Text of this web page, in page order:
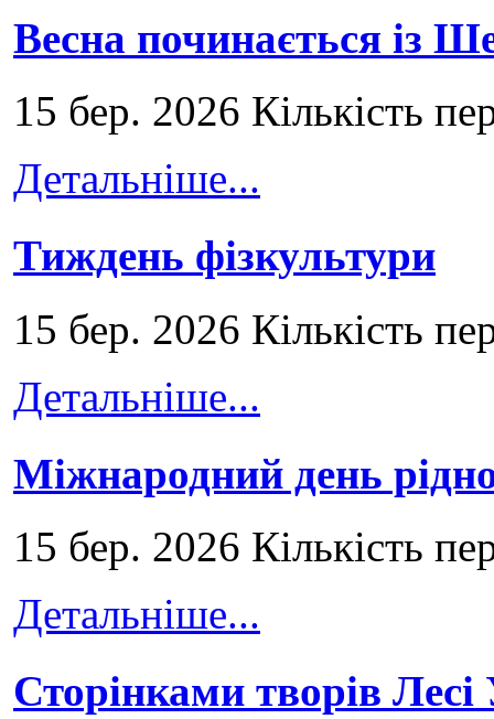
Весна починається із
15 бер. 2026 Кількість
Детальніше...
Тиждень фізкультури
15 бер. 2026 Кількість
Детальніше...
Міжнародний день
15 бер. 2026 Кількість
Детальніше...
Сторінками творів